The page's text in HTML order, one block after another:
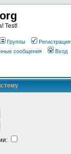
Test!
Группы
Регистрация
сообщения Вход